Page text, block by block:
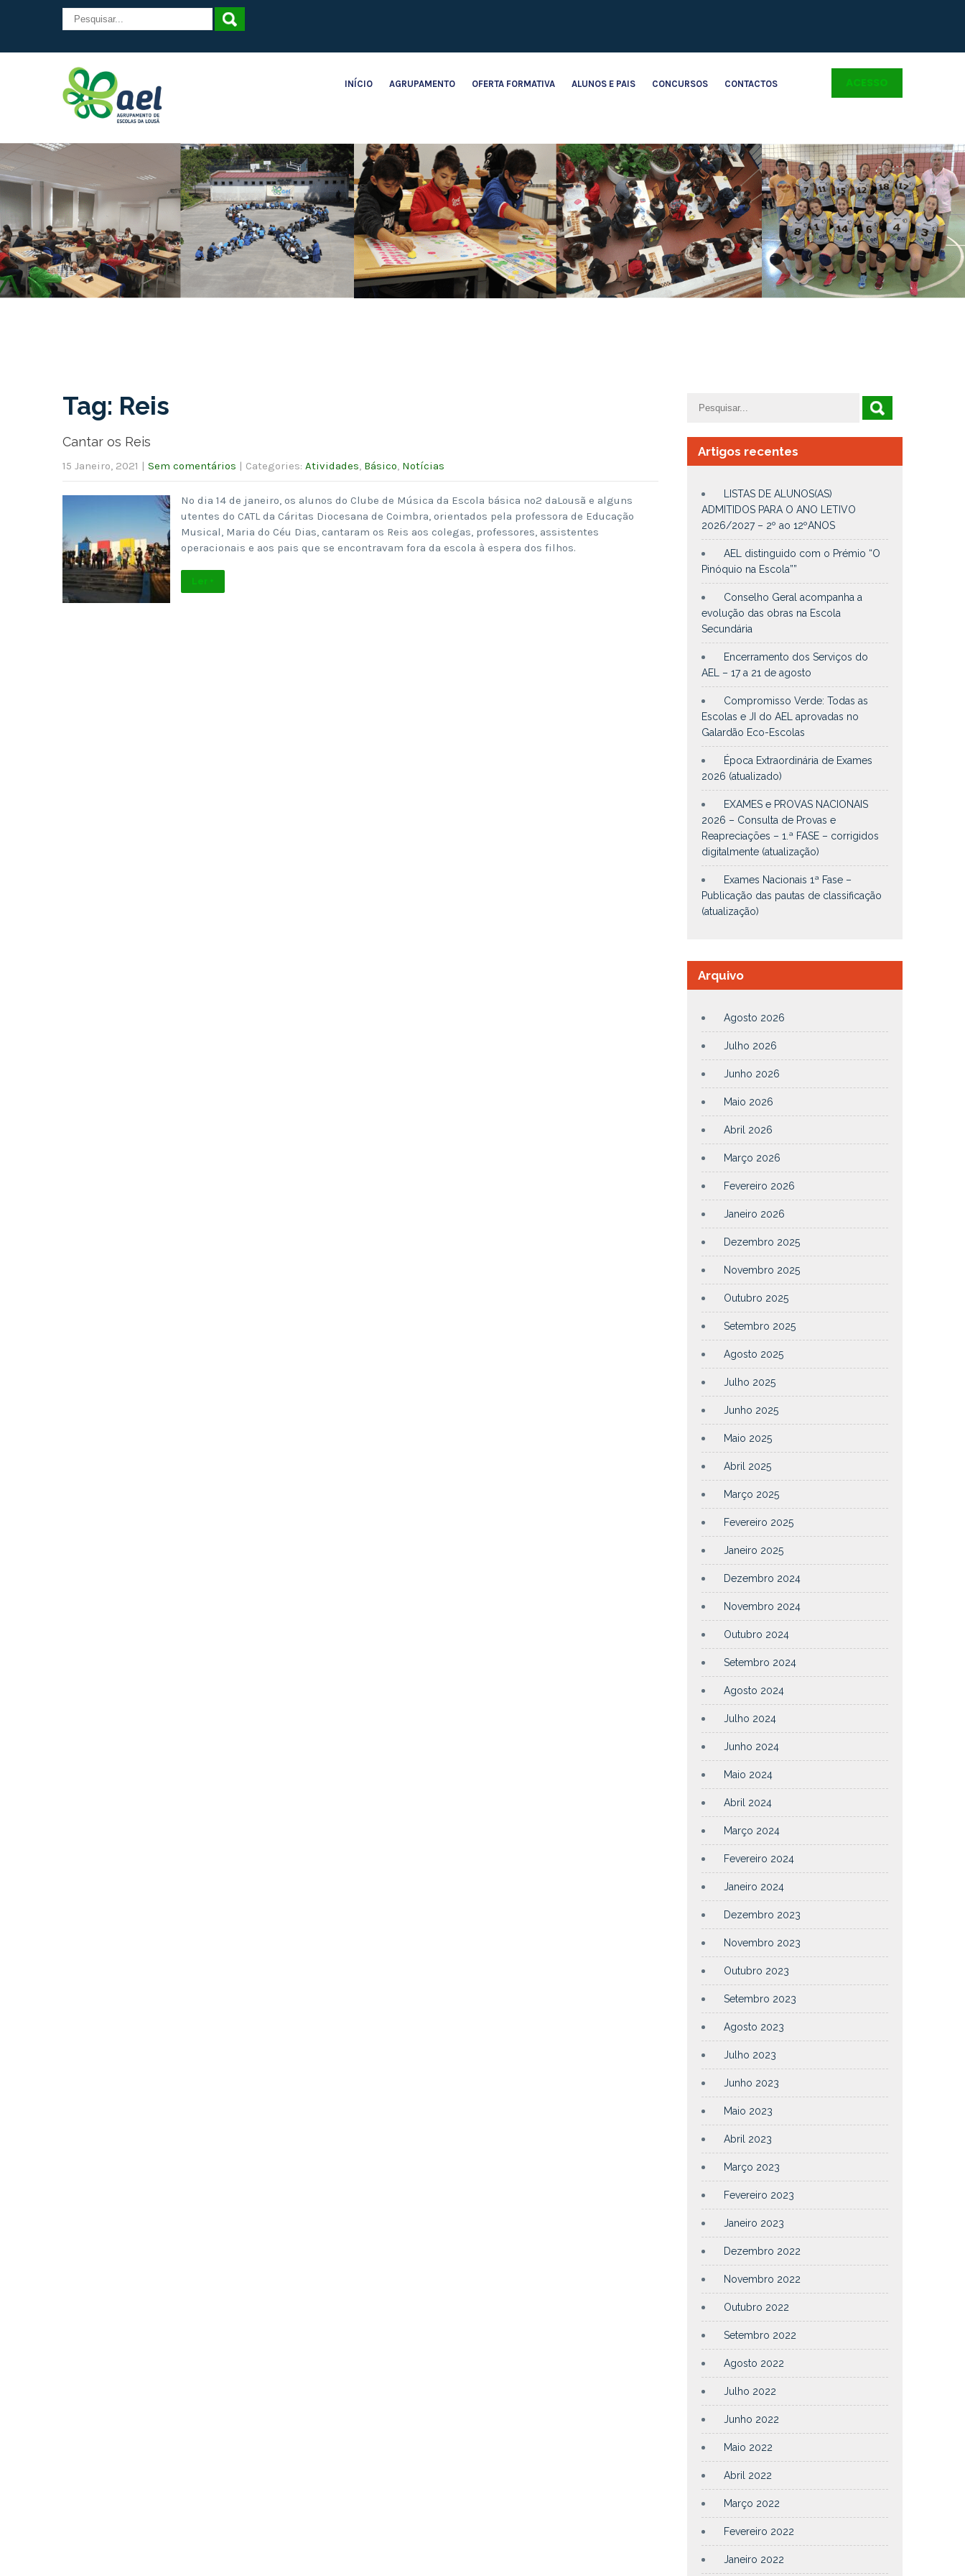
INÍCIO AGRUPAMENTO OFERTA FORMATIVA ALUNOS E PAIS CONCURSOS CONTACTOS ACESSO
Tag: Reis
Cantar os Reis
15 Janeiro, 2021 | Sem comentários | Categories: Atividades, Básico, Notícias
No dia 14 de janeiro, os alunos do Clube de Música da Escola básica nº2 daLousã e alguns
utentes do CATL da Cáritas Diocesana de Coimbra, orientados pela professora de Educação
Musical, Maria do Céu Dias, cantaram os Reis aos colegas, professores, assistentes
operacionais e aos pais que se encontravam fora da escola à espera dos filhos.
Ler +
Artigos recentes
LISTAS DE ALUNOS(AS)
ADMITIDOS PARA O ANO LETIVO
2026/2027 – 2º ao 12ºANOS
AEL distinguido com o Prémio “O
Pinóquio na Escola””
Conselho Geral acompanha a
evolução das obras na Escola
Secundária
Encerramento dos Serviços do
AEL – 17 a 21 de agosto
Compromisso Verde: Todas as
Escolas e JI do AEL aprovadas no
Galardão Eco-Escolas
Época Extraordinária de Exames
2026 (atualizado)
EXAMES e PROVAS NACIONAIS
2026 – Consulta de Provas e
Reapreciações – 1.ª FASE – corrigidos
digitalmente (atualização)
Exames Nacionais 1ª Fase –
Publicação das pautas de classificação
(atualização)
Arquivo
Agosto 2026
Julho 2026
Junho 2026
Maio 2026
Abril 2026
Março 2026
Fevereiro 2026
Janeiro 2026
Dezembro 2025
Novembro 2025
Outubro 2025
Setembro 2025
Agosto 2025
Julho 2025
Junho 2025
Maio 2025
Abril 2025
Março 2025
Fevereiro 2025
Janeiro 2025
Dezembro 2024
Novembro 2024
Outubro 2024
Setembro 2024
Agosto 2024
Julho 2024
Junho 2024
Maio 2024
Abril 2024
Março 2024
Fevereiro 2024
Janeiro 2024
Dezembro 2023
Novembro 2023
Outubro 2023
Setembro 2023
Agosto 2023
Julho 2023
Junho 2023
Maio 2023
Abril 2023
Março 2023
Fevereiro 2023
Janeiro 2023
Dezembro 2022
Novembro 2022
Outubro 2022
Setembro 2022
Agosto 2022
Julho 2022
Junho 2022
Maio 2022
Abril 2022
Março 2022
Fevereiro 2022
Janeiro 2022